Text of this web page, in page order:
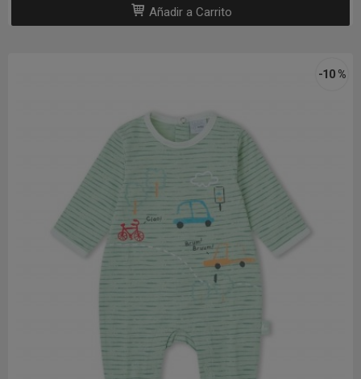
Añadir a Carrito
-10 %